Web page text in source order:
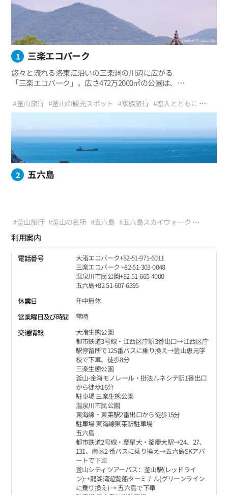
1 三楽エコパーク
悠々と流れる洛東江沿いの三楽洞の川辺に広がる
「三楽エコパーク」。広さ472万2000㎡の公園は、
釜山の緑豊かな森がある「三楽エコパーク」では、
湿地をはじめ様々な植物の生態を観察できる。桜の群落、
自然の生態系を構成する一つひとつの要素を観て楽しむことが
でき、
生態系を守って育てていく方法についても自然に学ぶことがで
きる。
#釜山旅行 #釜山の観光スポット #家族旅行 #恋人とともに
#三楽エコパーク #菜の花 #桜 #蓮団地 #野生の花 #桜祭り
#ウォータースポーツ #釜山のデートコース #フォトスポット
2 五六島
#釜山旅行 #釜山の名所 #五六島 #五六島スカイウォーク
#釜山の観光スポット
#トレッキングコース
利用案内
電話番号
大渚エコパーク+82-51-971-6011
三楽エコパーク +82-51-303-0048
温泉川市民公園+82-51-665-4000
五六島+82-51-607-6395
休業日
年中無休
営業曜日及び時間
常時
交通情報
大渚生態公園
都市鉄道3号線・江西区庁駅3番出口→江西区庁
駅停留所で125番バスに乗り換え→釜山恵元学
校で下車、徒歩8分
三楽生態公園
釜山-金海モノレール・掛法ルネシテ駅1番出口
から徒歩16分
駐車場 三楽生態公園
温泉川市民公園
東海線・東莱駅2番出口から徒歩15分
駐車場 東海線東莱駅駐車場
五六島
都市鉄道2号線・慶星大・釜慶大駅→24、27、
131、南区2 番バスに乗り換え→五六島SKアパ
ートで下車
釜山シティツアーバス：釜山駅(レッドライ
ン)→龍湖湾遊覧船ターミナル(グリーンライン
に乗り換え) → 五六島で下車